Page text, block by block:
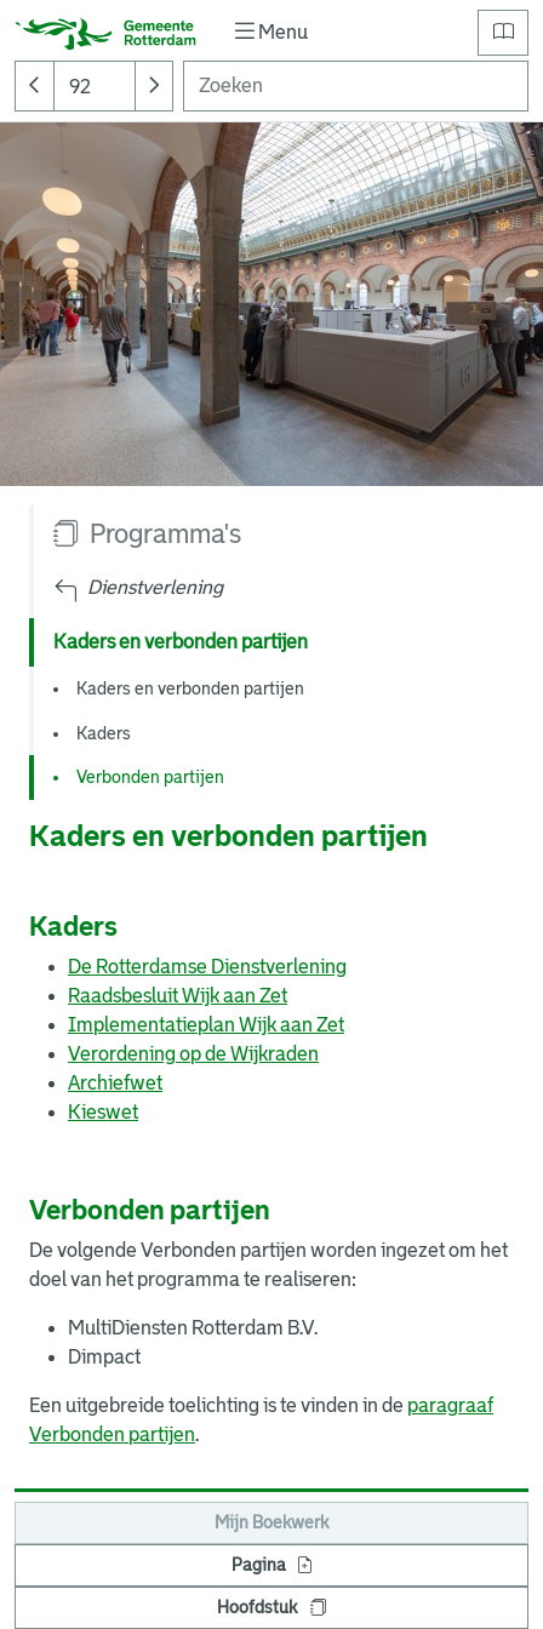
Menu
Programma's
Dienstverlening
Kaders en verbonden partijen
Kaders en verbonden partijen
Kaders
Verbonden partijen
Kaders en verbonden partijen
Kaders
De Rotterdamse Dienstverlening
Raadsbesluit Wijk aan Zet
Implementatieplan Wijk aan Zet
Verordening op de Wijkraden
Archiefwet
Kieswet
Verbonden partijen
De volgende Verbonden partijen worden ingezet om het
doel van het programma te realiseren:
MultiDiensten Rotterdam B.V.
Dimpact
Een uitgebreide toelichting is te vinden in de paragraaf
Verbonden partijen.
Mijn Boekwerk
Pagina
Hoofdstuk